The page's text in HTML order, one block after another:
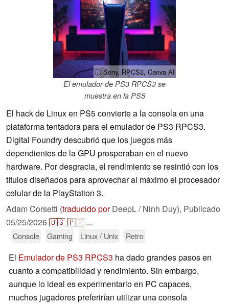
ⓘ Sony, RPCS3, Canva AI
El emulador de PS3 RPCS3 se
muestra en la PS5
El hack de Linux en PS5 convierte a la consola en una
plataforma tentadora para el emulador de PS3 RPCS3.
Digital Foundry descubrió que los juegos más
dependientes de la GPU prosperaban en el nuevo
hardware. Por desgracia, el rendimiento se resintió con los
títulos diseñados para aprovechar al máximo el procesador
celular de la PlayStation 3.
Adam Corsetti (traducido porDeepL / Ninh Duy), Publicado
05/25/2026🇺🇸🇵🇹 ...
Console Gaming Linux / Unix Retro
El Emulador de PS3 RPCS3 ha dado grandes pasos en
cuanto a compatibilidad y rendimiento. Sin embargo,
aunque lo ideal es experimentarlo en PC capaces,
muchos jugadores preferirían utilizar una consola